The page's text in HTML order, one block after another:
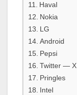
Haval
Nokia
LG
Android
Pepsi
Twitter — X
Pringles
Intel